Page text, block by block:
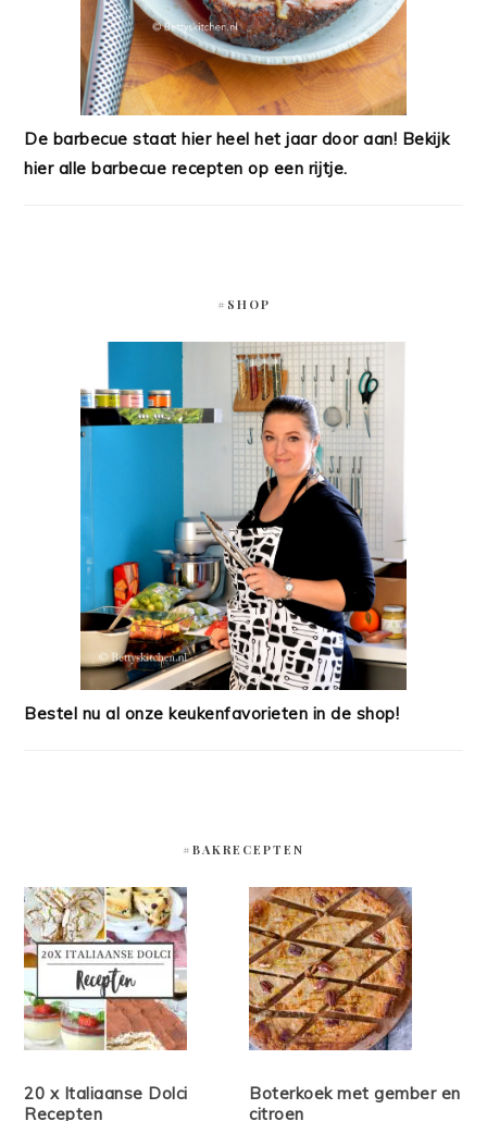
De barbecue staat hier heel het jaar door aan! Bekijk
hier alle barbecue recepten op een rijtje.
#SHOP
Bestel nu al onze keukenfavorieten in de shop!
#BAKRECEPTEN
20 x Italiaanse Dolci
Recepten
Boterkoek met gember en
citroen